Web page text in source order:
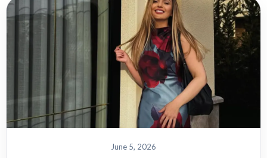
June 5, 2026